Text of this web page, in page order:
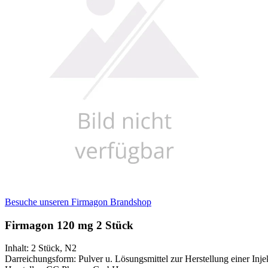
Besuche unseren Firmagon Brandshop
Firmagon 120 mg 2 Stück
Inhalt: 2 Stück, N2
Darreichungsform: Pulver u. Lösungsmittel zur Herstellung einer